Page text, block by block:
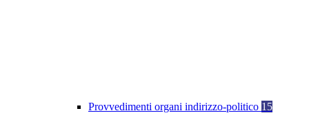
Provvedimenti organi indirizzo-politico 15